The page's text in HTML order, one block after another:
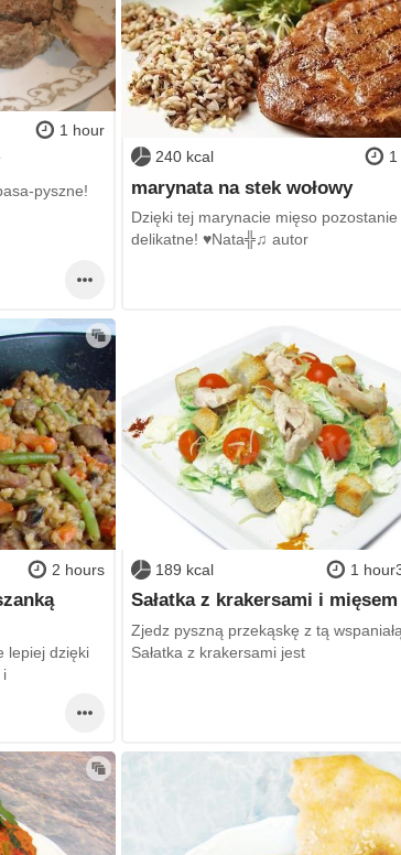
1 hour
pyszne!
240 kcal
marynata na stek wołowy
Dzięki tej marynacie mięso
delikatne! ♥Nata╬♫ autor
2 hours
lepiej dzięki
i
189 kcal 1
Sałatka z krakersami i
Zjedz pyszną przekąskę z tą
Sałatka z krakersami jest